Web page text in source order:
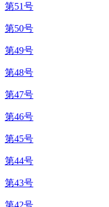
第51号
第50号
第49号
第48号
第47号
第46号
第45号
第44号
第43号
第42号